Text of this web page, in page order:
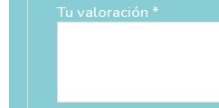
Tu valoración *